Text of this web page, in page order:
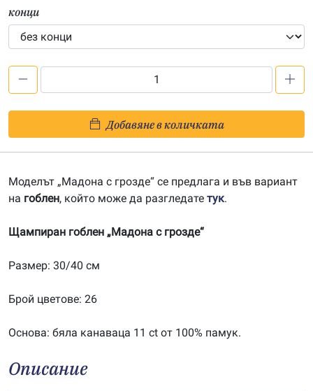
конци
с
грозде
щампа
304027
Добавяне в количката
Моделът „Мадона с грозде“ се предлага и във вариант
на гоблен, който може да разгледате тук.
Щампиран гоблен „Мадона с грозде“
Размер: 30/40 см
Брой цветове: 26
Основа: бяла канаваца 11 ct от 100% памук.
Описание